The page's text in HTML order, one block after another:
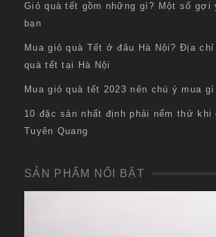
Giỏ quà tết gồm những gì? Một số gợi
bạn
Mua giỏ quà Tết ở đâu Hà Nội? Địa
quà tết tại Hà Nội
Mua giỏ quà tết 2023 nên chú ý mua
10 đặc sản nhất định phải nếm thử khi
Tuyên Quang
SẢN PHẨM NỔI BẬT